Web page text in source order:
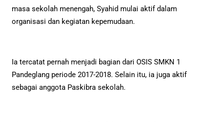
masa sekolah menengah, Syahid mulai aktif dalam
organisasi dan kegiatan kepemudaan.
Ia tercatat pernah menjadi bagian dari OSIS SMKN 1
Pandeglang periode 2017-2018. Selain itu, ia juga aktif
sebagai anggota Paskibra sekolah.